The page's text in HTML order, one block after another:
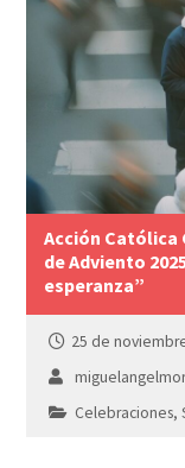
Acción Católica
de Adviento
esperanza”
25 de
Celebraciones,